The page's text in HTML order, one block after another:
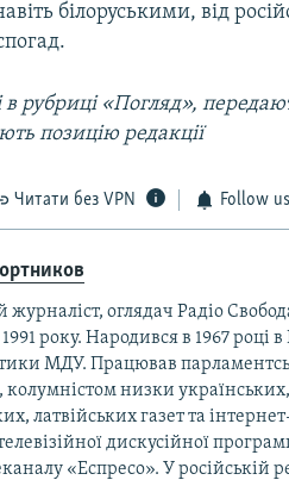
білоруськими, від
рубриці «Погляд»,
позицію редакції
Читати без VPN Follow us
журналіст, оглядач Радіо
року. Народився в 1967 році
МДУ. Працював
низки
латвійських газет та
дискусійної
«Еспресо». У російській